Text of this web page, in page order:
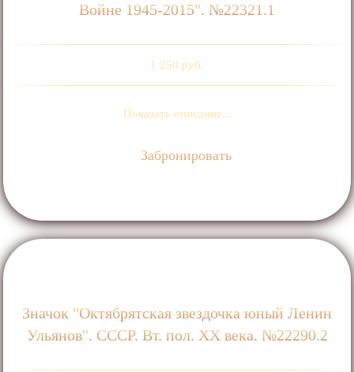
Войне 1945-2015". №22321.1
1 250 руб.
Показать описание...
Забронировать
Значок "Октябрятская звездочка юный Ленин
Ульянов". СССР. Вт. пол. ХХ века. №22290.2